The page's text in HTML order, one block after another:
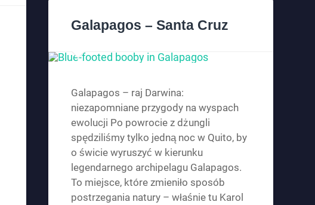
Galapagos – Santa Cruz
Galapagos – raj Darwina:
niezapomniane przygody na wyspach
ewolucji Po powrocie z dżungli
spędziliśmy tylko jedną noc w Quito, by
o świcie wyruszyć w kierunku
legendarnego archipelagu Galapagos.
To miejsce, które zmieniło sposób
postrzegania natury – właśnie tu Karol